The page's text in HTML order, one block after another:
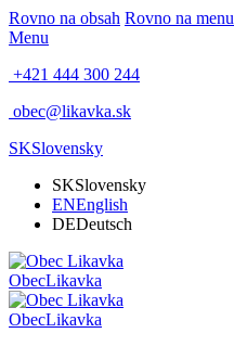
Rovno na obsah Rovno na menu
Menu
+421 444 300 244
obec@likavka.sk
SKSlovensky
SKSlovensky
ENEnglish
DEDeutsch
ObecLikavka
ObecLikavka